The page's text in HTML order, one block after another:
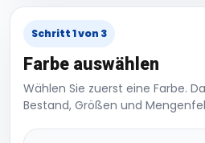
Schritt 1 von 3
Farbe auswählen
Wählen Sie zuerst eine Farbe.
Bestand, Größen und